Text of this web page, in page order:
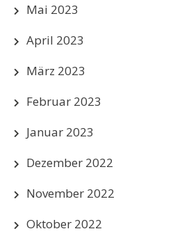
Mai 2023
April 2023
März 2023
Februar 2023
Januar 2023
Dezember 2022
November 2022
Oktober 2022